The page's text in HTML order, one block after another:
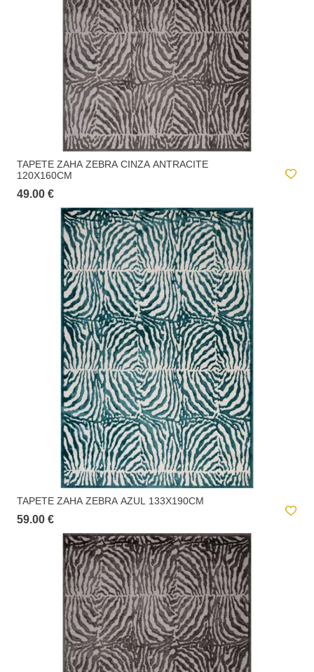
TAPETE ZAHA ZEBRA CINZA ANTRACITE
120X160CM
49.00 €
TAPETE ZAHA ZEBRA AZUL 133X190CM
59.00 €